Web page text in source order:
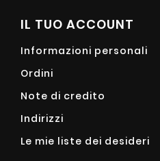
IL TUO ACCOUNT
Informazioni personali
Ordini
Note di credito
Indirizzi
Le mie liste dei desideri